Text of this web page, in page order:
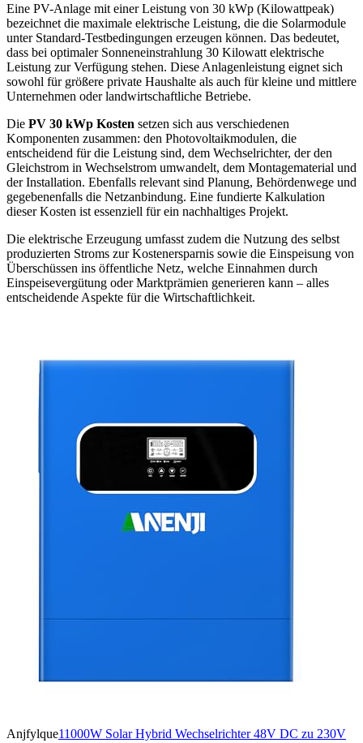
Eine PV-Anlage mit einer Leistung von 30 kWp (Kilowattpeak)
bezeichnet die maximale elektrische Leistung, die die Solarmodule
unter Standard-Testbedingungen erzeugen können. Das bedeutet,
dass bei optimaler Sonneneinstrahlung 30 Kilowatt elektrische
Leistung zur Verfügung stehen. Diese Anlagenleistung eignet sich
sowohl für größere private Haushalte als auch für kleine und mittlere
Unternehmen oder landwirtschaftliche Betriebe.
Die PV 30 kWp Kosten setzen sich aus verschiedenen
Komponenten zusammen: den Photovoltaikmodulen, die
entscheidend für die Leistung sind, dem Wechselrichter, der den
Gleichstrom in Wechselstrom umwandelt, dem Montagematerial und
der Installation. Ebenfalls relevant sind Planung, Behördenwege und
gegebenenfalls die Netzanbindung. Eine fundierte Kalkulation
dieser Kosten ist essenziell für ein nachhaltiges Projekt.
Die elektrische Erzeugung umfasst zudem die Nutzung des selbst
produzierten Stroms zur Kostenersparnis sowie die Einspeisung von
Überschüssen ins öffentliche Netz, welche Einnahmen durch
Einspeisevergütung oder Marktprämien generieren kann – alles
entscheidende Aspekte für die Wirtschaftlichkeit.
Anjfylque11000W Solar Hybrid Wechselrichter 48V DC zu 230V